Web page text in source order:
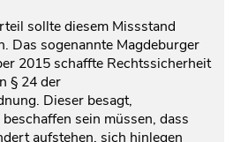
sollte diesem Missstand
Das sogenannte Magdeburger
2015 schaffte Rechtssicherheit
§ 24 der
Dieser besagt,
sein müssen, dass
aufstehen, sich hinlegen